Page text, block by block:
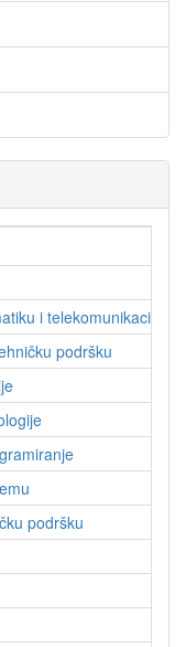
i telekomunikacione
podršku
podršku